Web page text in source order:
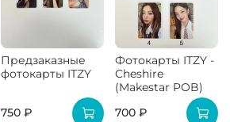
Предзаказные
фотокарты ITZY
750 ₽
Фотокарты ITZY -
Cheshire
(Makestar POB)
700 ₽